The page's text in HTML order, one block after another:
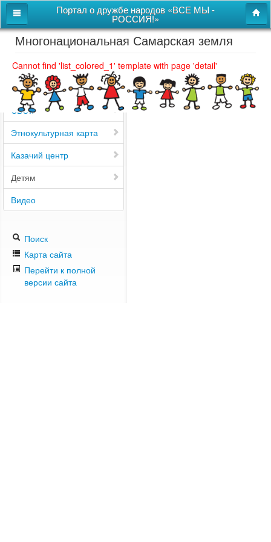
Портал о дружбе народов «ВСЕ МЫ -
РОССИЯ!»
Главная
Дом дружбы народов
Новости
СВОи
Этнокультурная карта
Казачий центр
Детям
Видео
Поиск
Карта сайта
Перейти к полной
версии сайта
Многонациональная Самарская земля
Cannot find 'list_colored_1' template with page 'detail'